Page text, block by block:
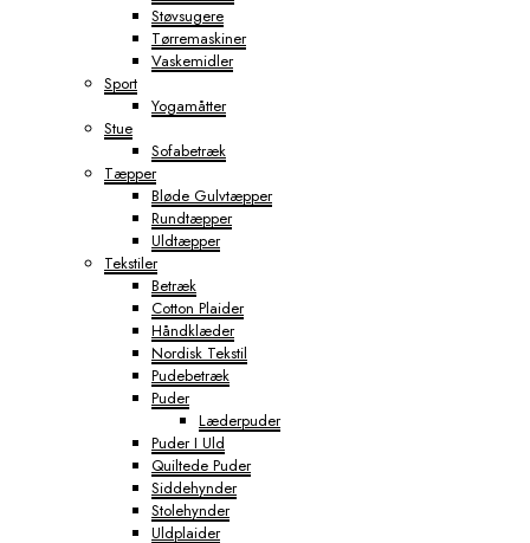
Støvsugere
Tørremaskiner
Vaskemidler
Sport
Yogamåtter
Stue
Sofabetræk
Tæpper
Bløde Gulvtæpper
Rundtæpper
Uldtæpper
Tekstiler
Betræk
Cotton Plaider
Håndklæder
Nordisk Tekstil
Pudebetræk
Puder
Læderpuder
Puder I Uld
Quiltede Puder
Siddehynder
Stolehynder
Uldplaider